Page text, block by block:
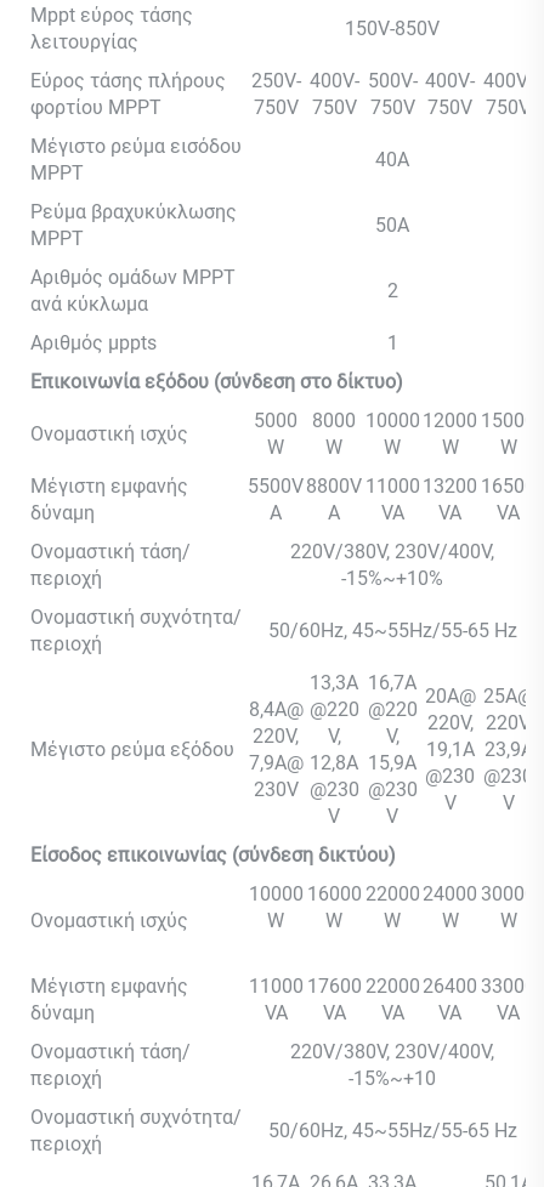
Mppt εύρος τάσης
λειτουργίας
150V-850V
Εύρος τάσης πλήρους
φορτίου MPPT
250V-
750V
400V-
750V
500V-
750V
400V-
750V
400V-
750V
Μέγιστο ρεύμα εισόδου
MPPT
40A
Ρεύμα βραχυκύκλωσης
MPPT
50A
Αριθμός ομάδων MPPT
ανά κύκλωμα
2
Αριθμός μppts
1
Επικοινωνία εξόδου (σύνδεση στο δίκτυο)
Ονομαστική ισχύς
5000
W
8000
W
10000
W
12000
W
15000
W
Μέγιστη εμφανής
δύναμη
5500V
A
8800V
A
11000
VA
13200
VA
16500
VA
Ονομαστική τάση/
περιοχή
220V/380V, 230V/400V,
-15%~+10%
Ονομαστική συχνότητα/
περιοχή
50/60Hz, 45~55Hz/55-65 Hz
Μέγιστο ρεύμα εξόδου
8,4A@
220V,
7,9A@
230V
13,3A
@220
V,
12,8A
@230
V
16,7A
@220
V,
15,9A
@230
V
20A@
220V,
19,1A
@230
V
25A@
220V,
23,9A
@230
V
Είσοδος επικοινωνίας (σύνδεση δικτύου)
Ονομαστική ισχύς
10000
W
16000
W
22000
W
24000
W
30000
W
Μέγιστη εμφανής
δύναμη
11000
VA
17600
VA
22000
VA
26400
VA
33000
VA
Ονομαστική τάση/
περιοχή
220V/380V, 230V/400V,
-15%~+10
Ονομαστική συχνότητα/
περιοχή
50/60Hz, 45~55Hz/55-65 Hz
16,7A 26,6A 33,3A
50,1A